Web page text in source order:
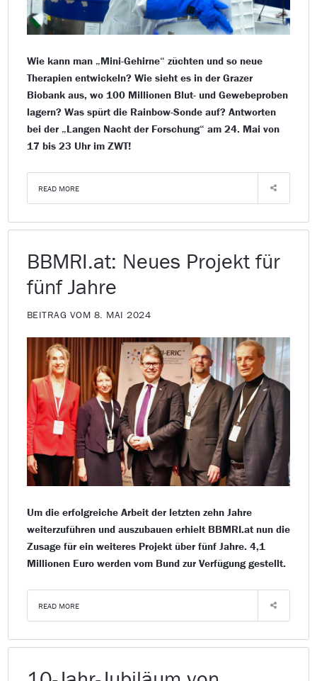
Wie kann man „Mini-Gehirne“ züchten und so neue
Therapien entwickeln? Wie sieht es in der Grazer
Biobank aus, wo 100 Millionen Blut- und Gewebeproben
lagern? Was spürt die Rainbow-Sonde auf? Antworten
bei der „Langen Nacht der Forschung“ am 24. Mai von
17 bis 23 Uhr im ZWT!
READ MORE
BBMRI.at: Neues Projekt für
fünf Jahre
BEITRAG VOM 8. MAI 2024
Um die erfolgreiche Arbeit der letzten zehn Jahre
weiterzuführen und auszubauen erhielt BBMRI.at nun die
Zusage für ein weiteres Projekt über fünf Jahre. 4,1
Millionen Euro werden vom Bund zur Verfügung gestellt.
READ MORE